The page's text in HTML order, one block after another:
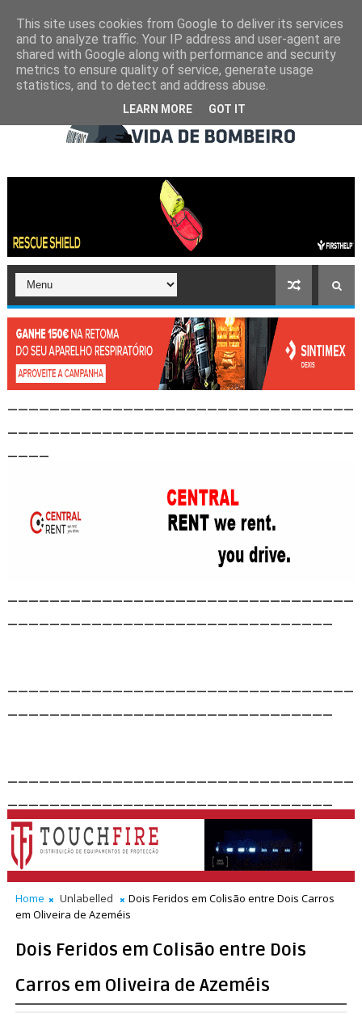
Home Unlabelled
Dois Feridos em Colisão entre Dois Carros
em Oliveira de Azeméis
Dois Feridos em Colisão entre Dois
Carros em Oliveira de Azeméis
This site uses cookies from Google to deliver its services
and to analyze traffic. Your IP address and user-agent are
shared with Google along with performance and security
metrics to ensure quality of service, generate usage
statistics, and to detect and address abuse.
LEARN MORE GOT IT